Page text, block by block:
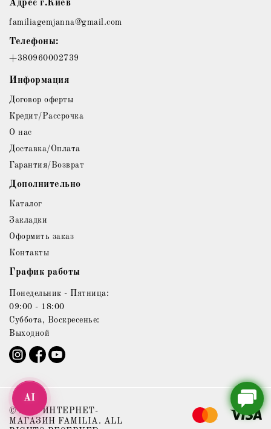
Адрес г.Киев
familiagemjanna@gmail.com
Телефоны:
+380960002739
Информация
Договор оферты
Кредит/Рассрочка
О нас
Доставка/Оплата
Гарантия/Возврат
Дополнительно
Каталог
Закладки
Оформить заказ
Контакты
График работы
Понедельник - Пятница:
09:00 - 18:00
Суббота, Воскресенье:
Выходной
© 2021 ИНТЕРНЕТ-
МАГАЗИН FAMILIA. ALL
AI